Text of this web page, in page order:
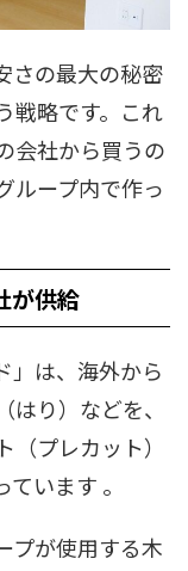
さの最大の秘密
戦略です。これ
会社から買うの
ループ内で作っ
が供給
」は、海外から
り）などを、
プレカット）
います 。
プが使用する木